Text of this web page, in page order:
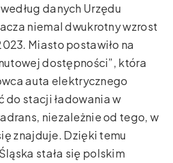
według danych Urzędu
niemal dwukrotny wzrost
Miasto postawiło na
dostępności”, która
auta elektrycznego
do stacji ładowania w
niezależnie od tego, w
znajduje. Dzięki temu
stała się polskim